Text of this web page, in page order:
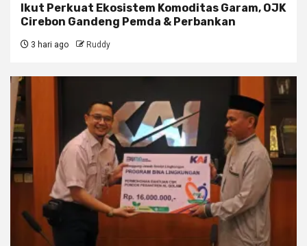
Ikut Perkuat Ekosistem Komoditas Garam, OJK
Cirebon Gandeng Pemda & Perbankan
3 hari ago Ruddy